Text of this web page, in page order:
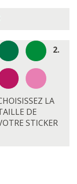
2.
LA
DE
STICKER